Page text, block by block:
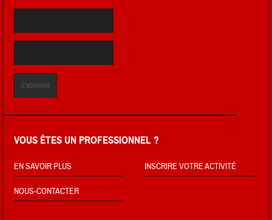
VOUS ÊTES UN PROFESSIONNEL ?
EN SAVOIR PLUS INSCRIRE VOTRE ACTIVITÉ
NOUS-CONTACTER